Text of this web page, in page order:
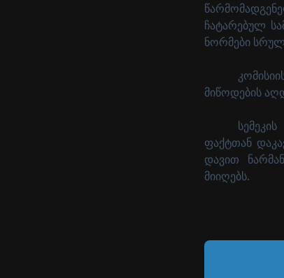
ჩატარებულ
ნორმები
მიწოდების
ფაქტთან
დავით
მიიღებს.